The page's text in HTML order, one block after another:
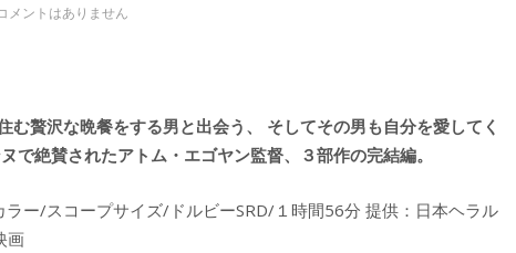
メントはありません
贅沢な晩餐をする男と出会う、 そしてその男も自分を愛してく
で絶賛されたアトム・エゴヤン監督、３部作の完結編。
ー/スコープサイズ/ドルビーSRD/１時間56分 提供：日本ヘラル
画